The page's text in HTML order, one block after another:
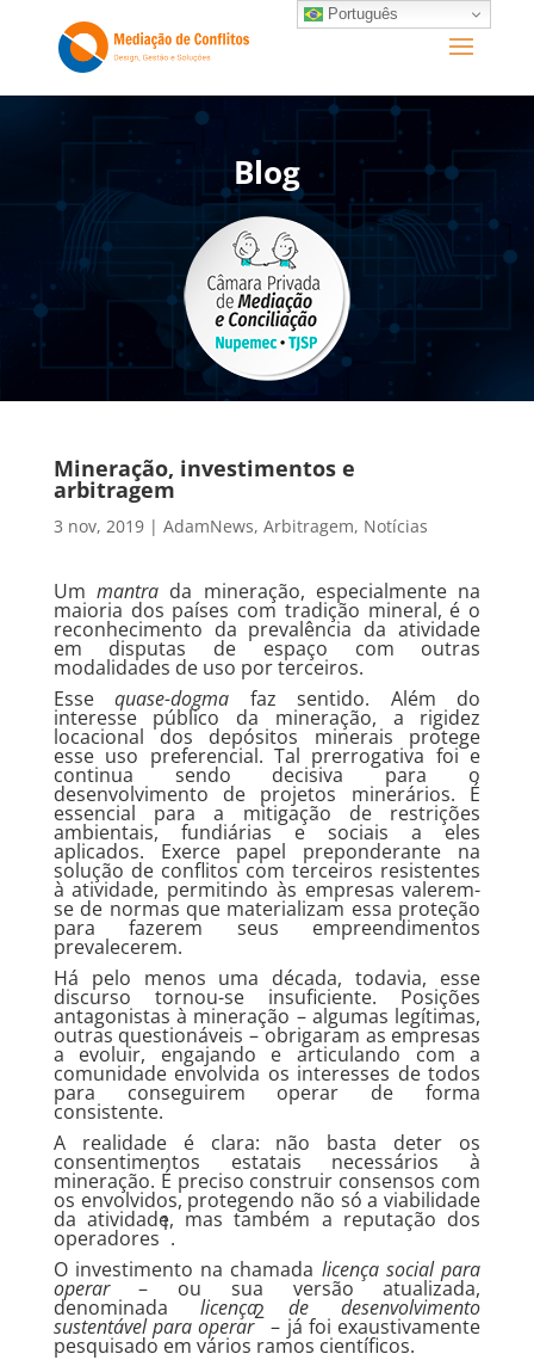
Blog
Mineração, investimentos e
arbitragem
3 nov, 2019| AdamNews, Arbitragem, Notícias
Ummantra da mineração, especialmente na
maioria dos países com tradição mineral, é o
reconhecimento da prevalência da atividade
em disputas de espaço com outras
modalidades de uso por terceiros.
Essequase-dogma faz sentido. Além do
interesse público da mineração, a rigidez
locacional dos depósitos minerais protege
esse uso preferencial. Tal prerrogativa foi e
continua sendo decisiva para o
desenvolvimento de projetos minerários. É
essencial para a mitigação de restrições
ambientais, fundiárias e sociais a eles
aplicados. Exerce papel preponderante na
solução de conflitos com terceiros resistentes
à atividade, permitindo às empresas valerem-
se de normas que materializam essa proteção
para fazerem seus empreendimentos
prevalecerem.
Há pelo menos uma década, todavia, esse
discurso tornou-se insuficiente. Posições
antagonistas à mineração – algumas legítimas,
outras questionáveis – obrigaram as empresas
a evoluir, engajando e articulando com a
comunidade envolvida os interesses de todos
para conseguirem operar de forma
consistente.
A realidade é clara: não basta deter os
consentimentos estatais necessários à
mineração. É preciso construir consensos com
os envolvidos, protegendo não só a viabilidade
da atividade, mas também a reputação dos
operadores
1
.
O investimento na chamada licença social para
operar– ou sua versão atualizada,
denominada licença de desenvolvimento
sustentável para operar
2
– já foi exaustivamente
pesquisado em vários ramos científicos.
Português